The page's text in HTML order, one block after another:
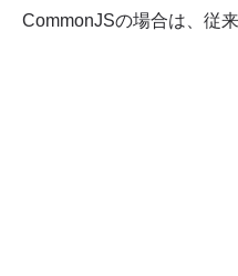
CommonJSの場合は、従